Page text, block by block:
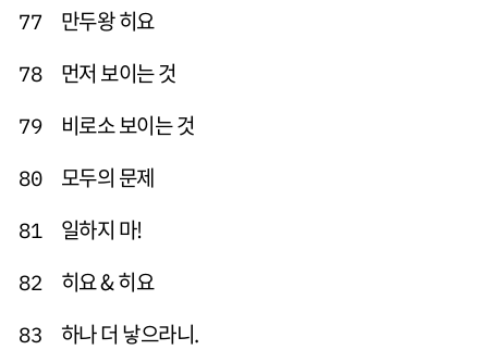
77 만두왕 히요
78 먼저 보이는 것
79 비로소 보이는 것
80 모두의 문제
81 일하지 마!
82 히요 & 히요
83 하나 더 낳으라니.